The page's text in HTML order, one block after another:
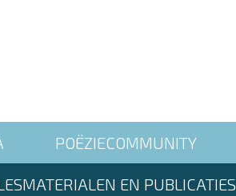
POËZIECOMMUNITY
EN PUBLICATIES